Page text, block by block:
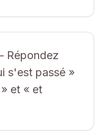
Répondez
s'est passé »
et « et